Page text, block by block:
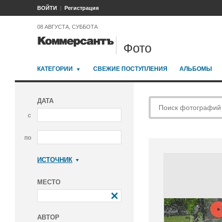
ВОЙТИ Регистрация
08 АВГУСТА, СУББОТА
Фото
КАТЕГОРИИ СВЕЖИЕ ПОСТУПЛЕНИЯ АЛЬБОМЫ
ДАТА
с
по
ИСТОЧНИК
МЕСТО
АВТОР